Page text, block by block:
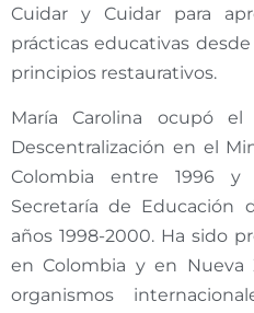
Cuidar y Cuidar para
prácticas educativas
principios restaurativos.
María Carolina ocupó
Descentralización en el
Colombia entre 1996
Secretaría de Educación
años 1998-2000. Ha sido
en Colombia y en Nueva
organismos